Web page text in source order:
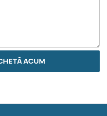
ACUM